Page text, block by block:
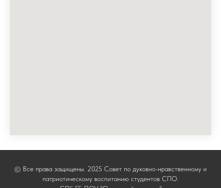
© Все права защищены. 2025 Совет по духовно-нравственному и
патриотическому воспитанию студентов СПО.